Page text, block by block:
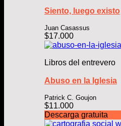
Siento, luego existo
Juan Casassus
$17.000
Libros del entrevero
Abuso en la Iglesia
Patrick C. Goujon
$11.000
Descarga gratuita